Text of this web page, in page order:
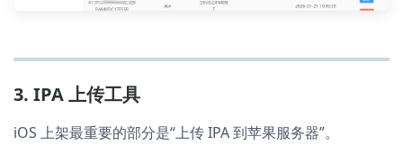
3. IPA 上传工具
iOS 上架最重要的部分是“上传 IPA 到苹果服务器”。